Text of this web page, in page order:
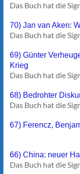
Das Buch hat die
70) Jan van Aken:
Das Buch hat die
69) Günter
Krieg
Das Buch hat die
68) Bedrohter
Das Buch hat die
67) Ferencz,
66) China: neuer
Das Buch hat die